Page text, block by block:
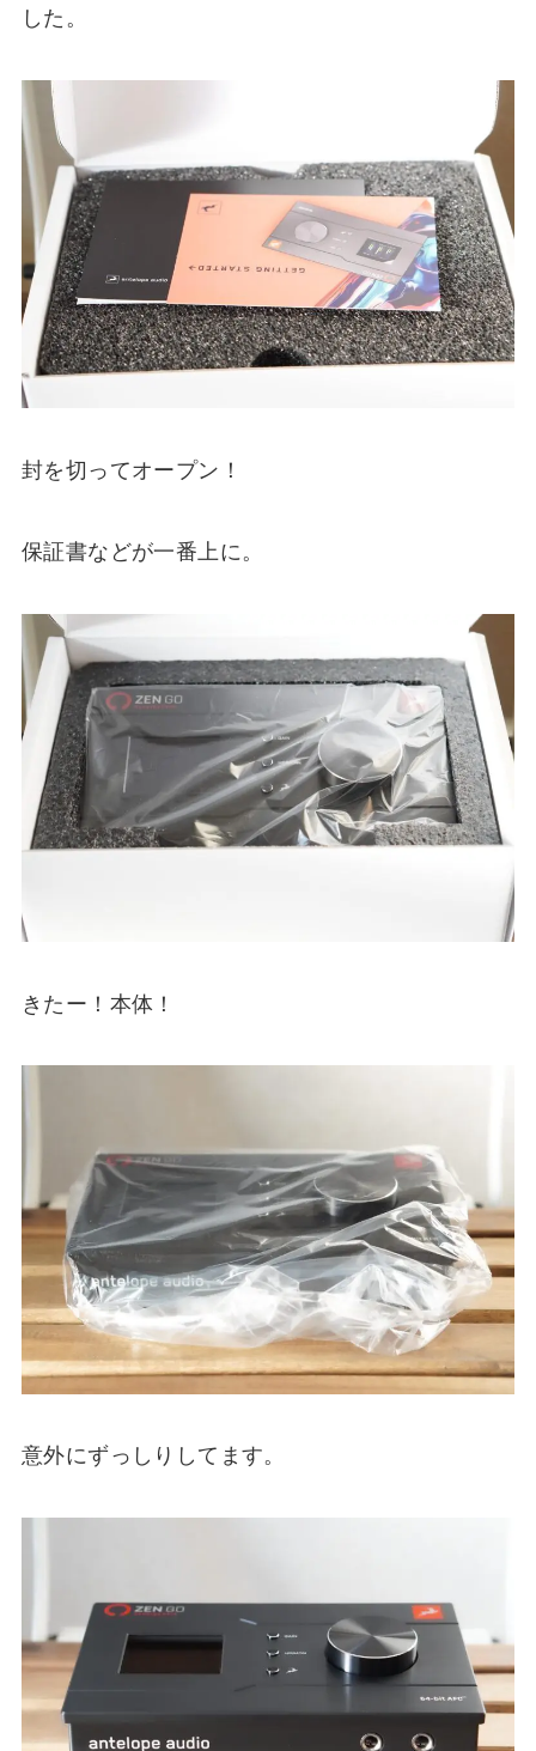
した。
封を切ってオープン！
保証書などが一番上に。
きたー！本体！
意外にずっしりしてます。